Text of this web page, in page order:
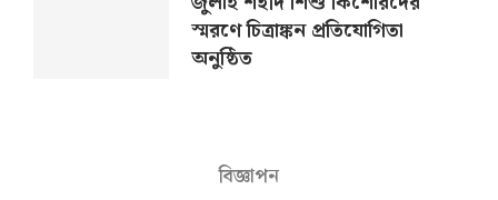
স্মরণে চিত্রাঙ্কন প্রতিযোগিতা
অনুষ্ঠিত
বিজ্ঞাপন